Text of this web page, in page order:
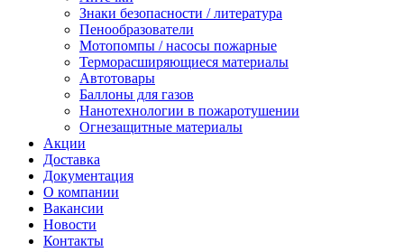
Знаки безопасности / литература
Пенообразователи
Мотопомпы / насосы пожарные
Терморасширяющиеся материалы
Автотовары
Баллоны для газов
Нанотехнологии в пожаротушении
Огнезащитные материалы
Акции
Доставка
Документация
О компании
Вакансии
Новости
Контакты